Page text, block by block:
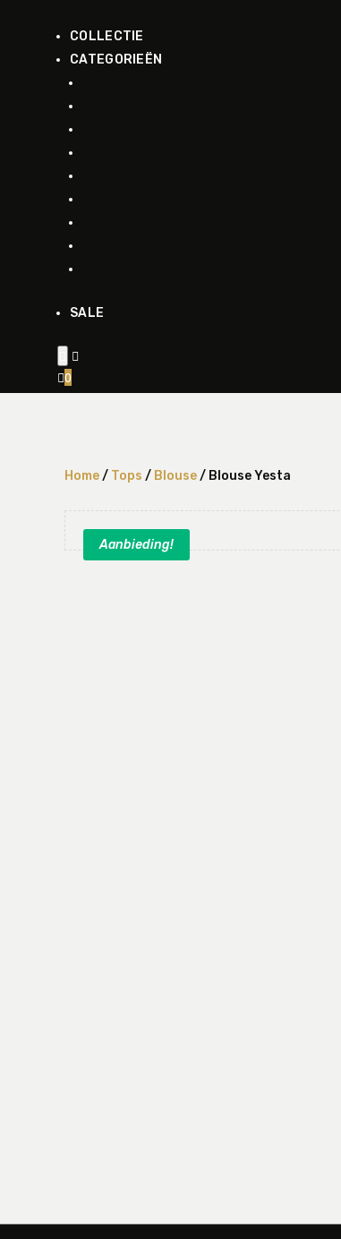
COLLECTIE
CATEGORIEËN
SALE

0
Home/ Tops / Blouse/ Blouse Yesta
Aanbieding!